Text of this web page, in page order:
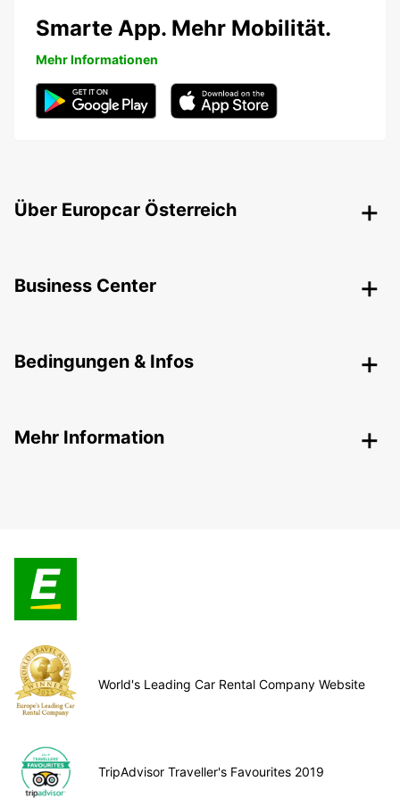
Smarte App. Mehr Mobilität.
Mehr Informationen
Über Europcar Österreich
Business Center
Bedingungen & Infos
Mehr Information
World's Leading Car Rental Company Website
TripAdvisor Traveller's Favourites 2019